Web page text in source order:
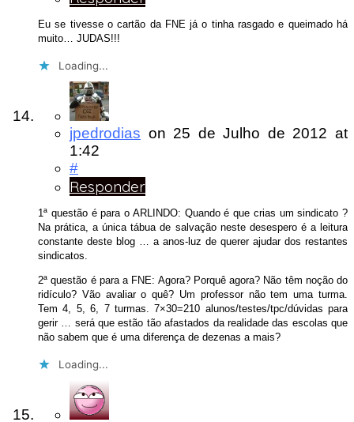
Eu se tivesse o cartão da FNE já o tinha rasgado e queimado há
muito… JUDAS!!!
Loading...
jpedrodias on 25 de Julho de 2012at
1:42
#
Responder
1ª questão é para o ARLINDO: Quando é que crias um sindicato ?
Na prática, a única tábua de salvação neste desespero é a leitura
constante deste blog … a anos-luz de querer ajudar dos restantes
sindicatos.
2ª questão é para a FNE: Agora? Porquê agora? Não têm noção do
ridículo? Vão avaliar o quê? Um professor não tem uma turma.
Tem 4, 5, 6, 7 turmas. 7×30=210 alunos/testes/tpc/dúvidas para
gerir … será que estão tão afastados da realidade das escolas que
não sabem que é uma diferença de dezenas a mais?
Loading...